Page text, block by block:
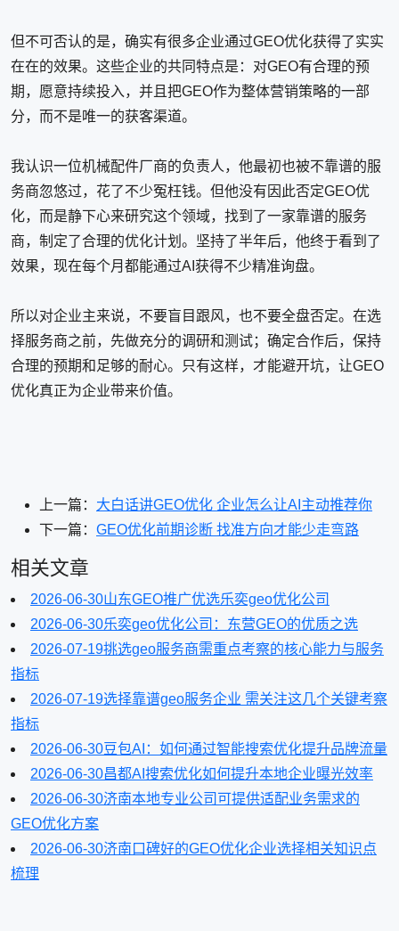
但不可否认的是，确实有很多企业通过GEO优化获得了实实
在在的效果。这些企业的共同特点是：对GEO有合理的预
期，愿意持续投入，并且把GEO作为整体营销策略的一部
分，而不是唯一的获客渠道。
我认识一位机械配件厂商的负责人，他最初也被不靠谱的服
务商忽悠过，花了不少冤枉钱。但他没有因此否定GEO优
化，而是静下心来研究这个领域，找到了一家靠谱的服务
商，制定了合理的优化计划。坚持了半年后，他终于看到了
效果，现在每个月都能通过AI获得不少精准询盘。
所以对企业主来说，不要盲目跟风，也不要全盘否定。在选
择服务商之前，先做充分的调研和测试；确定合作后，保持
合理的预期和足够的耐心。只有这样，才能避开坑，让GEO
优化真正为企业带来价值。
上一篇： 大白话讲GEO优化 企业怎么让AI主动推荐你
下一篇： GEO优化前期诊断 找准方向才能少走弯路
相关文章
2026-06-30山东GEO推广优选乐奕geo优化公司
2026-06-30乐奕geo优化公司：东营GEO的优质之选
2026-07-19挑选geo服务商需重点考察的核心能力与服务
指标
2026-07-19选择靠谱geo服务企业 需关注这几个关键考察
指标
2026-06-30豆包AI：如何通过智能搜索优化提升品牌流量
2026-06-30昌都AI搜索优化如何提升本地企业曝光效率
2026-06-30济南本地专业公司可提供适配业务需求的
GEO优化方案
2026-06-30济南口碑好的GEO优化企业选择相关知识点
梳理